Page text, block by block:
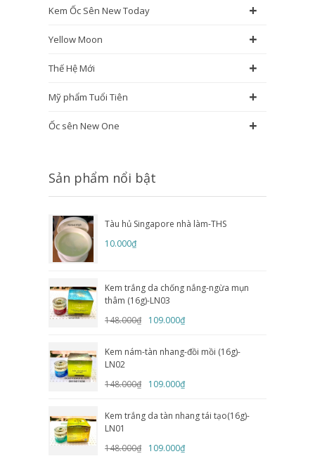
Kem Ốc Sên New Today +
Yellow Moon +
Thế Hệ Mới +
Mỹ phẩm Tuổi Tiên +
Ốc sên New One +
Sản phẩm nổi bật
Tàu hủ Singapore nhà làm-THS
10.000₫
Kem trắng da chống nắng-ngừa mụn
thâm (16g)-LN03
148.000₫
109.000₫
Kem nám-tàn nhang-đồi mồi (16g)-
LN02
148.000₫
109.000₫
Kem trắng da tàn nhang tái tạo(16g)-
LN01
148.000₫
109.000₫